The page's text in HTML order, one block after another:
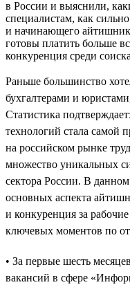
в России и выяснили,
специалистам, как
и начинающего
готовы платить больше
конкуренция среди
Раньше большинство
бухгалтерами и
Статистика
технологий стала самой
на российском рынке
множество уникальных
сектора России. В
основных аспекта
и конкуренция за
ключевых моментов по
• За первые шесть
вакансий в сфере